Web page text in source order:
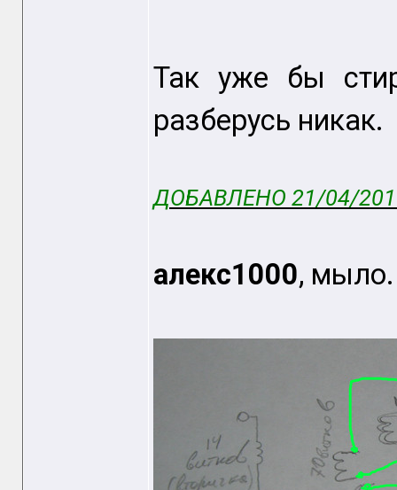
Так уже бы
разберусь никак.
ДОБАВЛЕНО 21/04/
алекс1000, мыло.